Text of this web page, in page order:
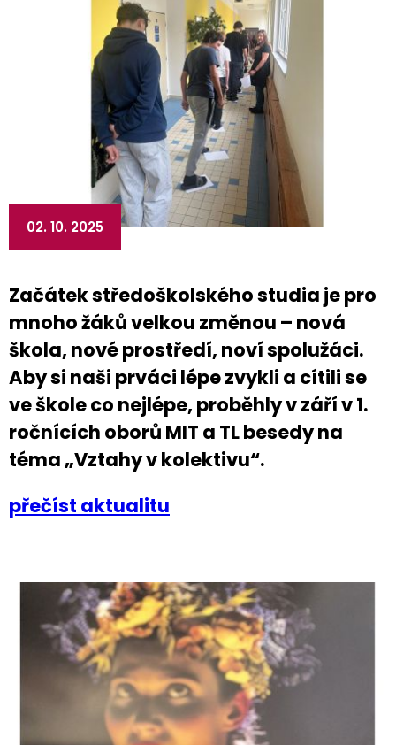
02. 10. 2025
Začátek středoškolského studia je pro
mnoho žáků velkou změnou – nová
škola, nové prostředí, noví spolužáci.
Aby si naši prváci lépe zvykli a cítili se
ve škole co nejlépe, proběhly v září v 1.
ročnících oborů MIT a TL besedy na
téma „Vztahy v kolektivu“.
přečíst aktualitu